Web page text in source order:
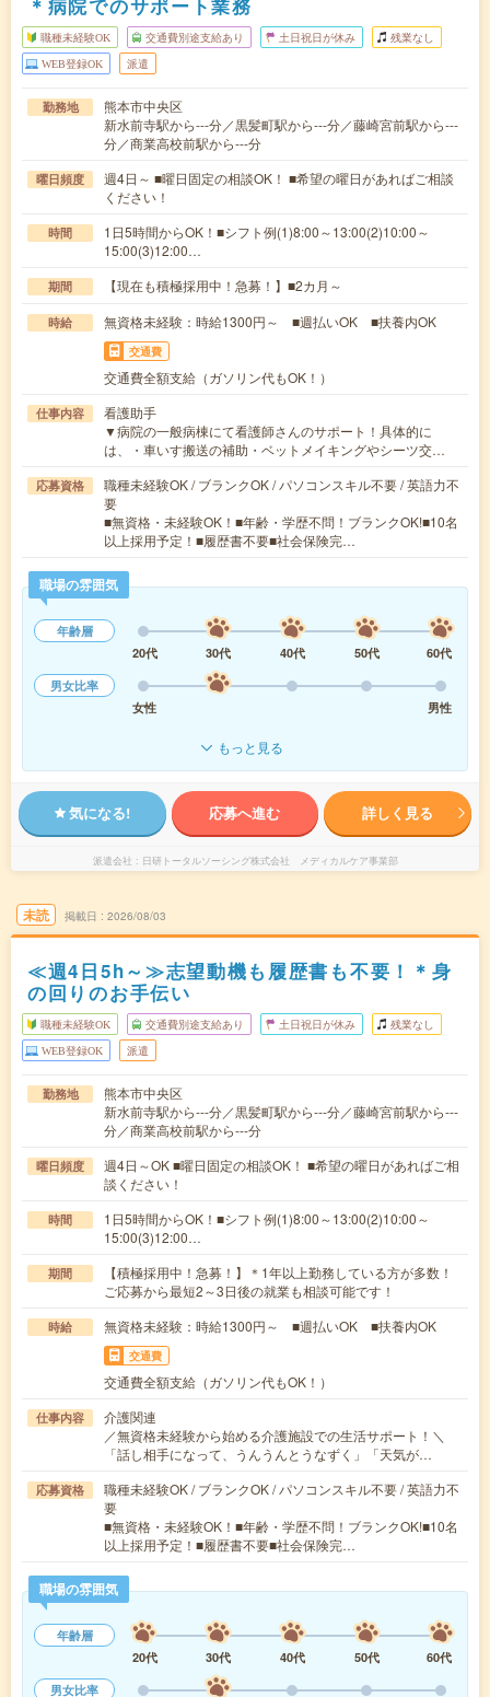
＊病院でのサポート業務
職種未経験OK 交通費別途支給あり 土日祝日が休み 残業なし
WEB登録OK 派遣
勤務地
熊本市中央区
新水前寺駅から---分／黒髪町駅から---分／藤崎宮前駅から---
分／商業高校前駅から---分
曜日頻度
週4日～ ■曜日固定の相談OK！ ■希望の曜日があればご相談
ください！
時間
1日5時間からOK！■シフト例(1)8:00～13:00(2)10:00～
15:00(3)12:00…
期間 【現在も積極採用中！急募！】■2カ月～
時給 無資格未経験：時給1300円～ ■週払いOK ■扶養内OK
交通費
交通費全額支給（ガソリン代もOK！）
仕事内容
看護助手
▼病院の一般病棟にて看護師さんのサポート！具体的に
は、・車いす搬送の補助・ベットメイキングやシーツ交…
応募資格
職種未経験OK / ブランクOK / パソコンスキル不要 / 英語力不
要
■無資格・未経験OK！■年齢・学歴不問！ブランクOK!■10名
以上採用予定！■履歴書不要■社会保険完…
職場の雰囲気
年齢層
20代
30代 40代 50代
60代
男女比率
女性
男性
もっと見る
気になる! 応募へ進む 詳しく見る
派遣会社 日研トータルソーシング株式会社 メディカルケア事業部
未読 掲載日 2026/08/03
≪週4日5h～≫志望動機も履歴書も不要！＊身
の回りのお手伝い
職種未経験OK 交通費別途支給あり 土日祝日が休み 残業なし
WEB登録OK 派遣
勤務地
熊本市中央区
新水前寺駅から---分／黒髪町駅から---分／藤崎宮前駅から---
分／商業高校前駅から---分
曜日頻度
週4日～OK ■曜日固定の相談OK！ ■希望の曜日があればご相
談ください！
時間
1日5時間からOK！■シフト例(1)8:00～13:00(2)10:00～
15:00(3)12:00…
期間
【積極採用中！急募！】＊1年以上勤務している方が多数！
ご応募から最短2～3日後の就業も相談可能です！
時給 無資格未経験：時給1300円～ ■週払いOK ■扶養内OK
交通費
交通費全額支給（ガソリン代もOK！）
仕事内容
介護関連
／無資格未経験から始める介護施設での生活サポート！＼
「話し相手になって、うんうんとうなずく」「天気が…
応募資格
職種未経験OK / ブランクOK / パソコンスキル不要 / 英語力不
要
■無資格・未経験OK！■年齢・学歴不問！ブランクOK!■10名
以上採用予定！■履歴書不要■社会保険完…
職場の雰囲気
年齢層
20代
30代 40代 50代
60代
男女比率